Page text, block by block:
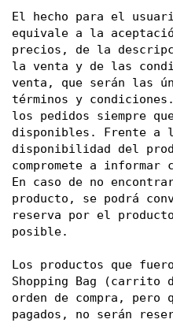
El hecho para el
equivale a la
precios, de la
la venta y de las
venta, que serán las
términos y
los pedidos siempre
disponibles. Frente a
disponibilidad del
compromete a
En caso de no
producto, se podrá
reserva por el
posible.
Los productos que
Shopping Bag (carrito
orden de compra, pero
pagados, no serán